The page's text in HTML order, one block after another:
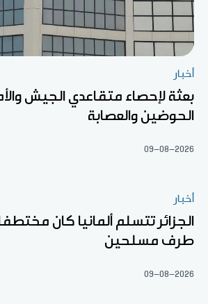
أخبار
بعثة لإحصاء متقاعدي الجيش
الحوضين والعصابة
09-08-2026
أخبار
الجزائر تتسلم ألمانيا كان
طرف مسلحين
09-08-2026